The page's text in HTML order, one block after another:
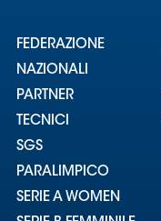
FEDERAZIONE
NAZIONALI
PARTNER
TECNICI
SGS
PARALIMPICO
SERIE A WOMEN